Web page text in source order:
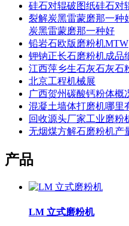
硅石对辊破图纸硅石对
裂解炭黑雷蒙磨那一种
炭黑雷蒙磨那一种好
铅岩石欧版磨粉机MTW
钾钠正长石磨粉机成品
江西萍乡生石灰石灰石
北京工程机械展
广西贺州碳酸钙粉体概
混凝土墙体打磨机哪里
回收源头厂家工业磨粉
无烟煤方解石磨粉机产
产品
LM 立式磨粉机